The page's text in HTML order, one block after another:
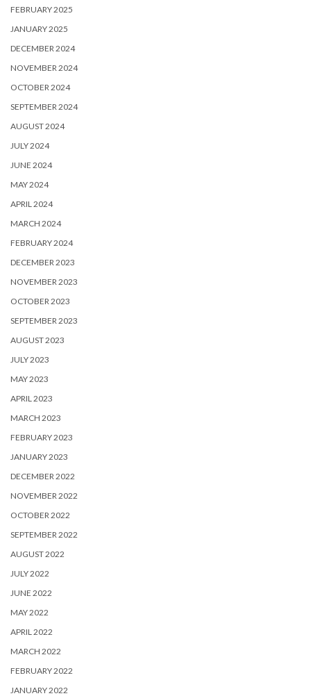
FEBRUARY 2025
JANUARY 2025
DECEMBER 2024
NOVEMBER 2024
OCTOBER 2024
SEPTEMBER 2024
AUGUST 2024
JULY 2024
JUNE 2024
MAY 2024
APRIL 2024
MARCH 2024
FEBRUARY 2024
DECEMBER 2023
NOVEMBER 2023
OCTOBER 2023
SEPTEMBER 2023
AUGUST 2023
JULY 2023
MAY 2023
APRIL 2023
MARCH 2023
FEBRUARY 2023
JANUARY 2023
DECEMBER 2022
NOVEMBER 2022
OCTOBER 2022
SEPTEMBER 2022
AUGUST 2022
JULY 2022
JUNE 2022
MAY 2022
APRIL 2022
MARCH 2022
FEBRUARY 2022
JANUARY 2022